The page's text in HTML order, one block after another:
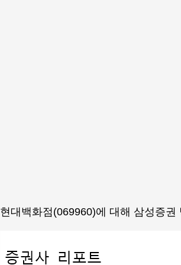
현대백화점(069960)에 대해 삼성증권